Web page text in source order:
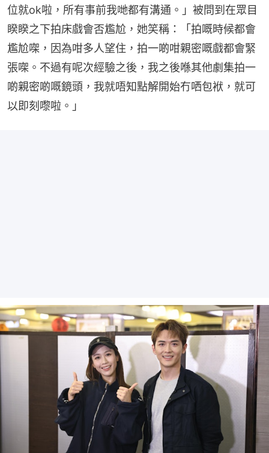
位就ok啦，所有事前我哋都有溝通。」被問到在眾目
睽睽之下拍床戲會否尷尬，她笑稱：「拍嘅時候都會
尷尬㗎，因為咁多人望住，拍一啲咁親密嘅戲都會緊
張㗎。不過有呢次經驗之後，我之後喺其他劇集拍一
啲親密啲嘅鏡頭，我就唔知點解開始冇哂包袱，就可
以即刻嚟啦。」